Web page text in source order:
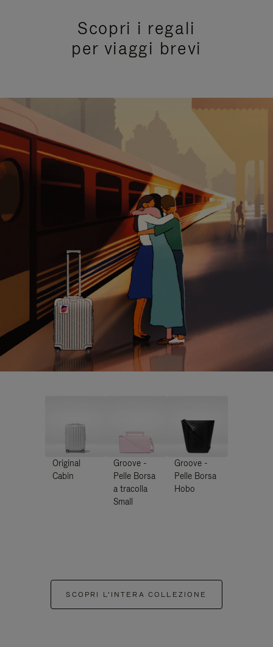
Scopri i regali
per viaggi brevi
Original
Cabin
Groove -
Pelle Borsa
a tracolla
Small
Groove -
Pelle Borsa
Hobo
SCOPRI L'INTERA COLLEZIONE